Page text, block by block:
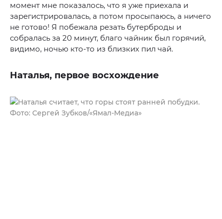
момент мне показалось, что я уже приехала и
зарегистрировалась, а потом просыпаюсь, а ничего
не готово! Я побежала резать бутерброды и
собралась за 20 минут, благо чайник был горячий,
видимо, ночью кто-то из близких пил чай.
Наталья, первое восхождение